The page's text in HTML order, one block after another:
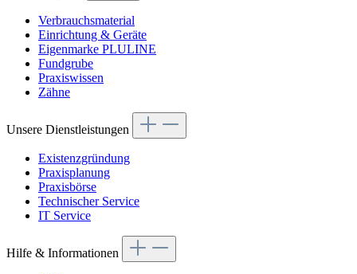
Verbrauchsmaterial
Einrichtung & Geräte
Eigenmarke PLULINE
Fundgrube
Praxiswissen
Zähne
Unsere Dienstleistungen
Existenzgründung
Praxisplanung
Praxisbörse
Technischer Service
IT Service
Hilfe & Informationen